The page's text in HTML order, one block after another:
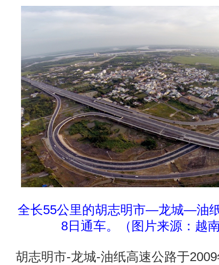
全长55公里的胡志明市—龙城—油
8日通车。（图片来源：越
胡志明市-龙城-油纸高速公路于